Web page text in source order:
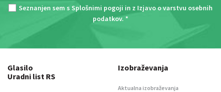
Seznanjen sem s Splošnimi pogoji in z Izjavo o varstvu osebnih
podatkov. *
Glasilo
Uradni list RS
Izobraževanja
Aktualna izobraževanja